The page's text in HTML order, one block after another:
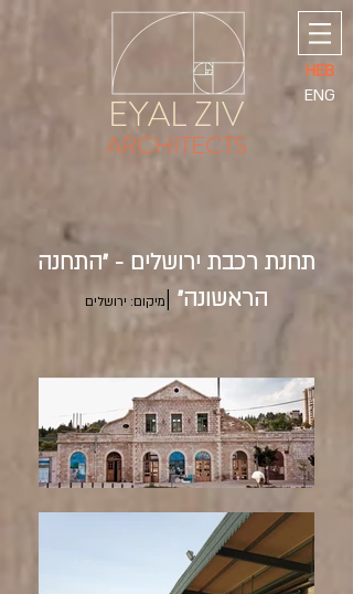
ENG
HEB
EYAL ZIV
ARCHITECTS
תחנת רכבת ירושלים - ״התחנה
הראשונה״ |מיקום: ירושלים